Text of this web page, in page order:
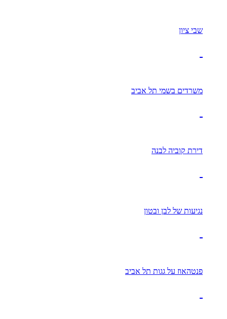
שבי ציון
משרדים בשמי תל אביב
דירת קוביה לבנה
נגיעות של לבן ובטון
פנטהאוז על גגות תל אביב